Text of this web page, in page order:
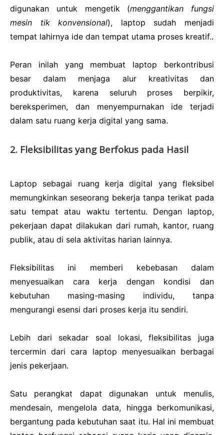
digunakan untuk mengetik (menggantikan fungsi
mesin tik konvensional), laptop sudah menjadi
tempat lahirnya ide dan tempat utama proses kreatif..
Peran inilah yang membuat laptop berkontribusi
besar dalam menjaga alur kreativitas dan
produktivitas, karena seluruh proses berpikir,
bereksperimen, dan menyempurnakan ide terjadi
dalam satu ruang kerja digital yang sama.
2. Fleksibilitas yang Berfokus pada Hasil
Laptop sebagai ruang kerja digital yang fleksibel
memungkinkan seseorang bekerja tanpa terikat pada
satu tempat atau waktu tertentu. Dengan laptop,
pekerjaan dapat dilakukan dari rumah, kantor, ruang
publik, atau di sela aktivitas harian lainnya.
Fleksibilitas ini memberi kebebasan dalam
menyesuaikan cara kerja dengan kondisi dan
kebutuhan masing-masing individu, tanpa
mengurangi esensi dari proses kerja itu sendiri.
Lebih dari sekadar soal lokasi, fleksibilitas juga
tercermin dari cara laptop menyesuaikan berbagai
jenis pekerjaan.
Satu perangkat dapat digunakan untuk menulis,
mendesain, mengelola data, hingga berkomunikasi,
bergantung pada kebutuhan saat itu. Hal ini membuat